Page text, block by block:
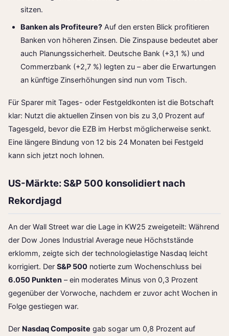
sitzen.
Banken als Profiteure? Auf den ersten Blick profitieren
Banken von höheren Zinsen. Die Zinspause bedeutet aber
auch Planungssicherheit. Deutsche Bank (+3,1 %) und
Commerzbank (+2,7 %) legten zu – aber die Erwartungen
an künftige Zinserhöhungen sind nun vom Tisch.
Für Sparer mit Tages- oder Festgeldkonten ist die Botschaft
klar: Nutzt die aktuellen Zinsen von bis zu 3,0 Prozent auf
Tagesgeld, bevor die EZB im Herbst möglicherweise senkt.
Eine längere Bindung von 12 bis 24 Monaten bei Festgeld
kann sich jetzt noch lohnen.
US-Märkte: S&P 500 konsolidiert nach
Rekordjagd
An der Wall Street war die Lage in KW25 zweigeteilt: Während
der Dow Jones Industrial Average neue Höchststände
erklomm, zeigte sich der technologielastige Nasdaq leicht
korrigiert. Der S&P 500 notierte zum Wochenschluss bei
6.050 Punkten – ein moderates Minus von 0,3 Prozent
gegenüber der Vorwoche, nachdem er zuvor acht Wochen in
Folge gestiegen war.
Der Nasdaq Composite gab sogar um 0,8 Prozent auf